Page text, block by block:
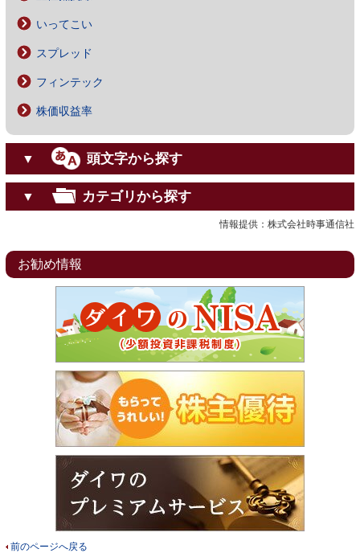
いってこい
スプレッド
フィンテック
株価収益率
▼ 頭文字から探す
▼ カテゴリから探す
情報提供：株式会社時事通信社
お勧め情報
前のページへ戻る